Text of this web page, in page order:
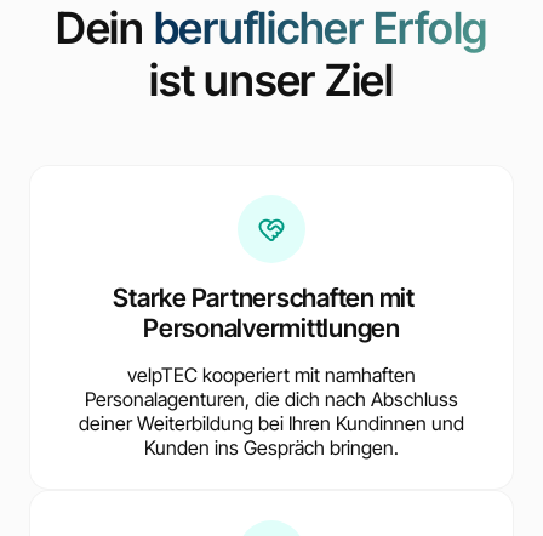
Dein beruflicher Erfolg
ist unser Ziel
Starke Partnerschaften mit
Personalvermittlungen
velpTEC kooperiert mit namhaften
Personalagenturen, die dich nach Abschluss
deiner Weiterbildung bei Ihren Kundinnen und
Kunden ins Gespräch bringen.